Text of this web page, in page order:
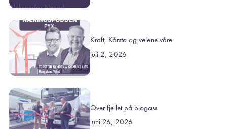
Kraft, Kårstø og veiene våre
juli 2, 2026
Over fjellet på biogass
juni 26, 2026